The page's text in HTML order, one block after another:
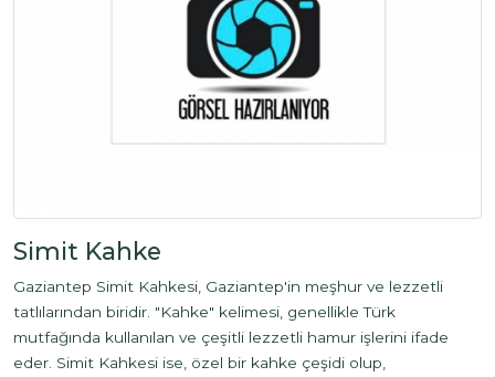
Simit Kahke
Gaziantep Simit Kahkesi, Gaziantep'in meşhur ve lezzetli
tatlılarından biridir. "Kahke" kelimesi, genellikle Türk
mutfağında kullanılan ve çeşitli lezzetli hamur işlerini ifade
eder. Simit Kahkesi ise, özel bir kahke çeşidi olup,